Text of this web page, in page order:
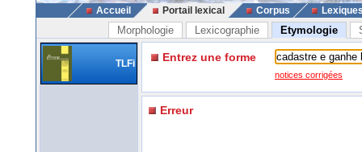
Accueil Portail lexical Corpus
Morphologie Lexicographie Etymologie
TLFi Entrez une forme
notices corrigées
Erreur